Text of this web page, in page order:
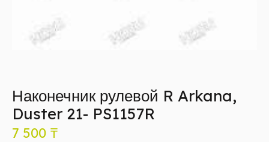
Наконечник рулевой R Arkana,
Duster 21- PS1157R
7 500 ₸